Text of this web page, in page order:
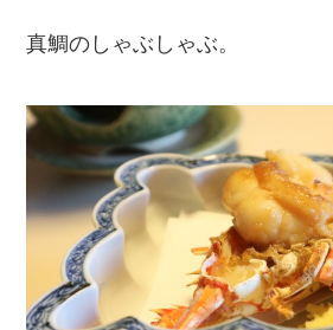
真鯛のしゃぶしゃぶ。